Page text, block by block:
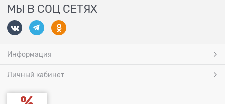
МЫ В СОЦ СЕТЯХ
Информация
Личный кабинет